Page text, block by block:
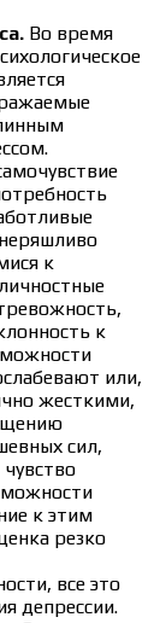
Во время
к
к
или,
жесткими,
сил,
к этим
резко
все это
депрессии.